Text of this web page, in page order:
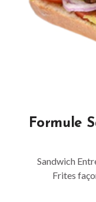
Formule
Sandwich
Frites